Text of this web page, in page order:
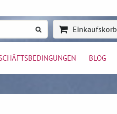
Einkaufskorb
BLOG